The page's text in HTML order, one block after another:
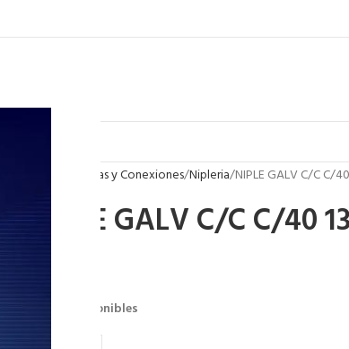
Tuberias y Conexiones Nipleria NIPLE GALV C/C C/
NIPLE GALV C/C C/40
103 disponibles